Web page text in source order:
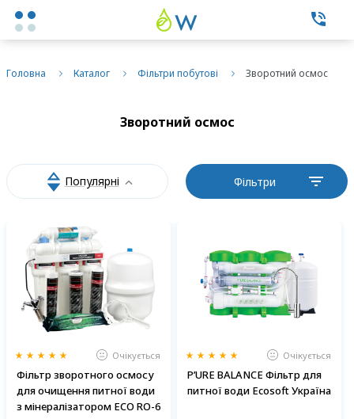
Каталог товаров
Експертні послуги
Фільтри побутові
Змінні елементи
Про нас
Головна Каталог Фільтри побутові Зворотний осмос
Зворотний осмос
Фільтри
Популярні
Очікується
Фільтр зворотного осмосу
для очищення питної води
з мінералізатором ECO RO-6
Очікується
P’URE BALANCE Фільтр для
питної води Ecosoft Україна